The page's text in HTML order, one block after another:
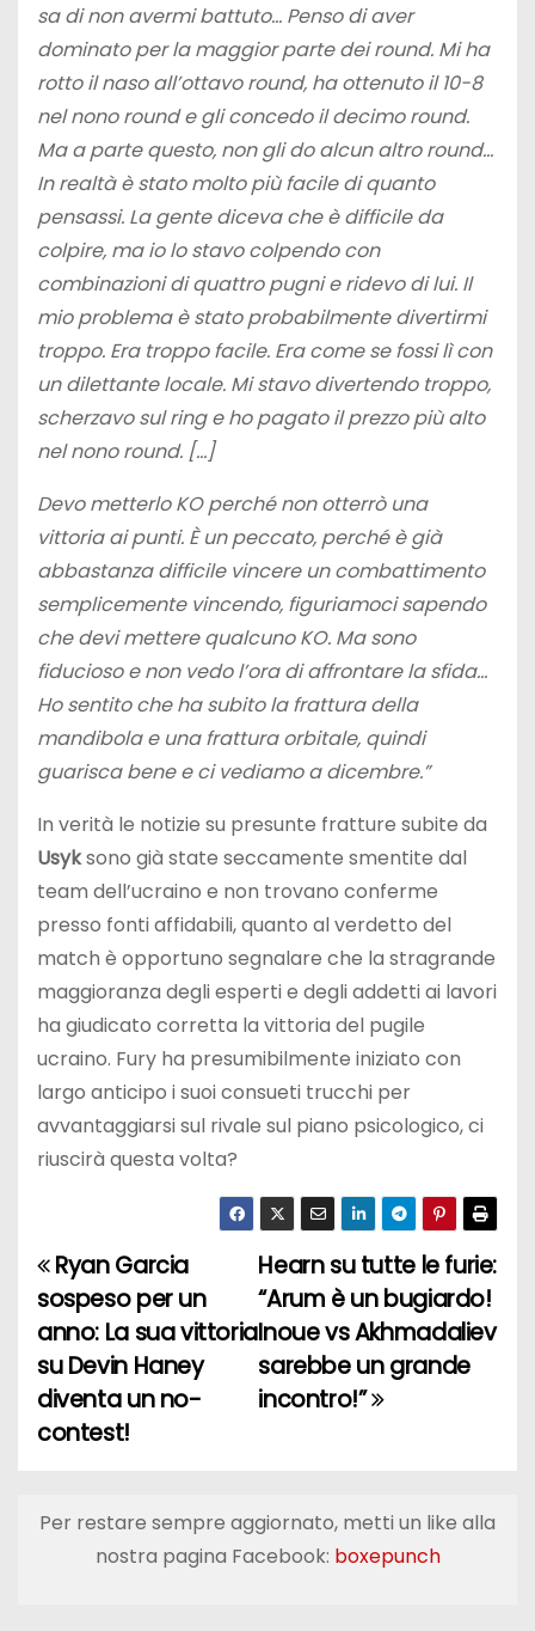
sa di non avermi battuto… Penso di aver
dominato per la maggior parte dei round. Mi ha
rotto il naso all’ottavo round, ha ottenuto il 10-8
nel nono round e gli concedo il decimo round.
Ma a parte questo, non gli do alcun altro round…
In realtà è stato molto più facile di quanto
pensassi. La gente diceva che è difficile da
colpire, ma io lo stavo colpendo con
combinazioni di quattro pugni e ridevo di lui. Il
mio problema è stato probabilmente divertirmi
troppo. Era troppo facile. Era come se fossi lì con
un dilettante locale. Mi stavo divertendo troppo,
scherzavo sul ring e ho pagato il prezzo più alto
nel nono round. […]
Devo metterlo KO perché non otterrò una
vittoria ai punti. È un peccato, perché è già
abbastanza difficile vincere un combattimento
semplicemente vincendo, figuriamoci sapendo
che devi mettere qualcuno KO. Ma sono
fiducioso e non vedo l’ora di affrontare la sfida…
Ho sentito che ha subito la frattura della
mandibola e una frattura orbitale, quindi
guarisca bene e ci vediamo a dicembre.”
In verità le notizie su presunte fratture subite da
Usyksono già state seccamente smentite dal
team dell’ucraino e non trovano conferme
presso fonti affidabili, quanto al verdetto del
match è opportuno segnalare che la stragrande
maggioranza degli esperti e degli addetti ai lavori
ha giudicato corretta la vittoria del pugile
ucraino. Fury ha presumibilmente iniziato con
largo anticipo i suoi consueti trucchi per
avvantaggiarsi sul rivale sul piano psicologico, ci
riuscirà questa volta?
N
a
v
i
a
Hearn su tutte le furie:
“Arum è un bugiardo!
Inoue vs Akhmadaliev
sarebbe un grande
incontro!”
Ryan Garcia
sospeso per un
anno: La sua vittoria
su Devin Haney
diventa un no-
contest!
Per restare sempre aggiornato, metti un like alla
nostra pagina Facebook: boxepunch